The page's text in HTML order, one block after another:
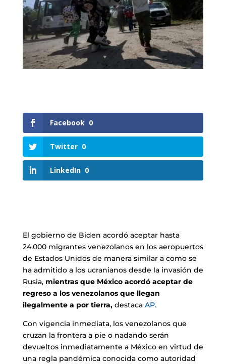
Facebook 0
Twitter 0
LinkedIn 0
El gobierno de Biden acordó aceptar hasta
24.000 migrantes venezolanos en los aeropuertos
de Estados Unidos de manera similar a como se
ha admitido a los ucranianos desde la invasión de
Rusia, mientras que México acordó aceptar de
regreso a los venezolanos que llegan
ilegalmente a por tierra,destaca AP.
Con vigencia inmediata, los venezolanos que
cruzan la frontera a pie o nadando serán
devueltos inmediatamente a México en virtud de
una regla pandémica conocida como autoridad